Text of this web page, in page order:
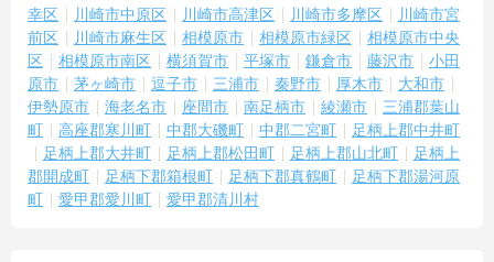
幸区 川崎市中原区 川崎市高津区 川崎市多摩区
川崎市宮
前区
川崎市麻生区 相模原市 相模原市緑区
相模原市中央
区
相模原市南区 横須賀市 平塚市 鎌倉市 藤沢市
小田
原市
茅ヶ崎市 逗子市 三浦市 秦野市 厚木市
大和市
伊勢原市
海老名市 座間市 南足柄市 綾瀬市
三浦郡葉山
町
高座郡寒川町 中郡大磯町 中郡二宮町
足柄上郡中井町
足柄上郡大井町
足柄上郡松田町 足柄上郡山北町
足柄上
郡開成町
足柄下郡箱根町 足柄下郡真鶴町
足柄下郡湯河原
町
愛甲郡愛川町 愛甲郡清川村